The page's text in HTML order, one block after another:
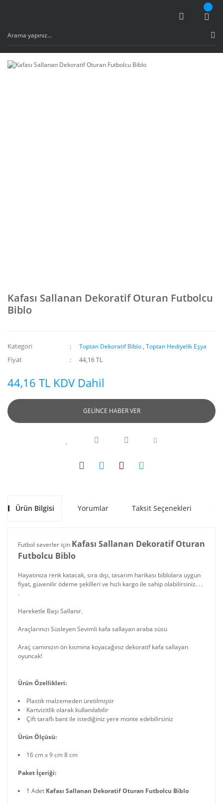
Kafası Sallanan Dekoratif Oturan Futbolcu
Biblo
Kategori Toptan Dekoratif Biblo ,Toptan Hediyelik Eşya
Fiyat 44,16 TL
44,16 TL KDV Dahil
GELİNCE HABER VER
Ürün Bilgisi Yorumlar Taksit Seçenekleri
Futbol severler için Kafası Sallanan Dekoratif Oturan
Futbolcu Biblo
Hayatınıza renk katacak, sıra dışı, tasarım harikası biblolara uygun
fiyat, güvenilir ödeme şekilleri ve hızlı kargo ile sahip olabilirsiniz. . .
.
Hareketle Başı Sallanır.
Araçlarınızı Süsleyen Sevimli kafa sallayan araba süsü
Araç camınızın ön kısmına koyacağınız dekoratif kafa sallayan
oyuncak!
Ürün Özellikleri:
Plastik malzemeden üretilmiştir
Kartvizitlik olarak kullanılabilir
Çift taraflı bant ile istediğiniz yere monte edebilirsiniz
Ürün Ölçüsü:
16 cm x 9 cm 8 cm
Paket İçeriği:
1 Adet Kafası Sallanan Dekoratif Oturan Futbolcu Biblo